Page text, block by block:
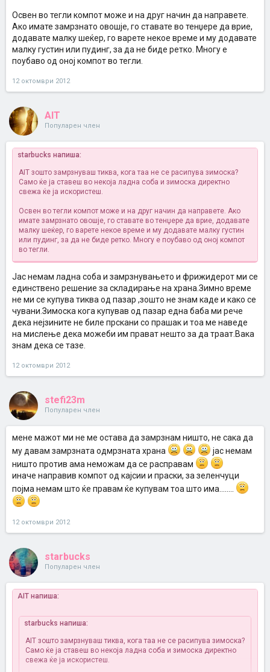
Освен во тегли компот може и на друг начин да направете.
Ако имате замрзнато овошје, го ставате во тенџере да врие,
додавате малку шеќер, го варете некое време и му додавате
малку густин или пудинг, за да не биде ретко. Многу е
поубаво од оној компот во тегли.
12 октомври 2012
AIT
Популарен член
starbucks напиша:
AIT зошто замрзнуваш тиква, кога таа не се расипува зимоска?
Само ќе ја ставеш во некоја ладна соба и зимоска директно
свежа ќе ја искористеш.
Освен во тегли компот може и на друг начин да направете. Ако
имате замрзнато овошје, го ставате во тенџере да врие, додавате
малку шеќер, го варете некое време и му додавате малку густин
или пудинг, за да не биде ретко. Многу е поубаво од оној компот
во тегли.
Јас немам ладна соба и замрзнувањето и фрижидерот ми се
единствено решение за складирање на храна.Зимно време
не ми се купува тиква од пазар ,зошто не знам каде и како се
чувани.Зимоска кога купував од пазар една баба ми рече
дека нејзините не биле прскани со прашак и тоа ме наведе
на мислење дека можеби им прават нешто за да траат.Вака
знам дека се тазе.
12 октомври 2012
stefi23m
Популарен член
мене мажот ми не ме остава да замрзнам ништо, не сака да
му давам замрзната одмрзната храна
јас немам
ништо против ама неможам да се расправам
иначе направив компот од кајсии и праски, за зеленчуци
појма немам што ќе правам ќе купувам тоа што има........
12 октомври 2012
starbucks
Популарен член
AIT напиша:
starbucks напиша:
AIT зошто замрзнуваш тиква, кога таа не се расипува зимоска?
Само ќе ја ставеш во некоја ладна соба и зимоска директно
свежа ќе ја искористеш.